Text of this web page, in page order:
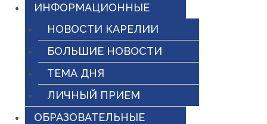
ИНФОРМАЦИОННЫЕ
НОВОСТИ КАРЕЛИИ
БОЛЬШИЕ НОВОСТИ
ТЕМА ДНЯ
ЛИЧНЫЙ ПРИЕМ
ОБРАЗОВАТЕЛЬНЫЕ